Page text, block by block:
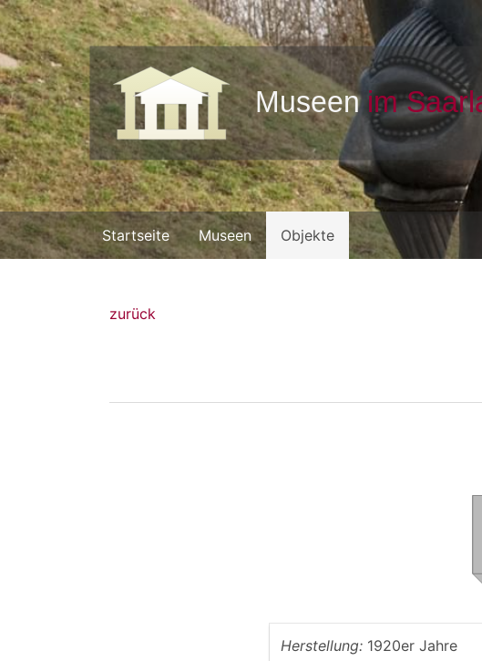
Startseite Museen Objekte
zurück
Herstellung: 1920er Jahre